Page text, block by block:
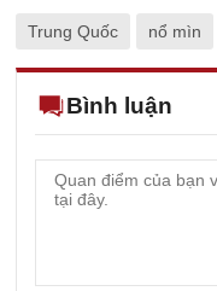
Trung Quốc nổ mìn
Bình luận